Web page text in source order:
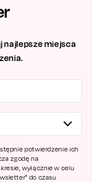
najlepsze miejsca
potwierdzenie ich
zgodę na
wyłącznie w celu
do czasu